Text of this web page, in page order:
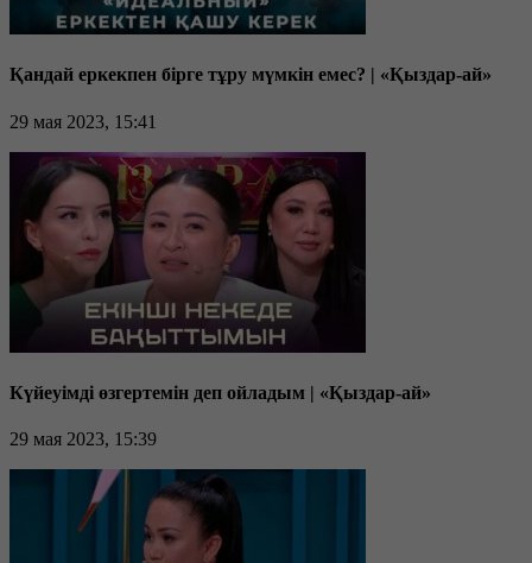
Қандай еркекпен бірге тұру мүмкін емес? | «Қыздар-ай»
29 мая 2023, 15:41
Күйеуімді өзгертемін деп ойладым | «Қыздар-ай»
29 мая 2023, 15:39